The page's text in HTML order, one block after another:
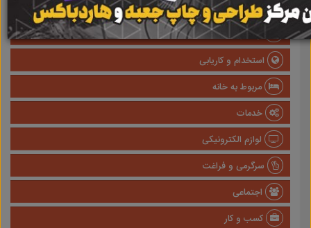
پزشکی و سلامت
وسایل نقلیه
استخدام و کاریابی
مربوط به خانه
خدمات
لوازم الکترونیکی
سرگرمی و فراغت
اجتماعی
کسب و کار